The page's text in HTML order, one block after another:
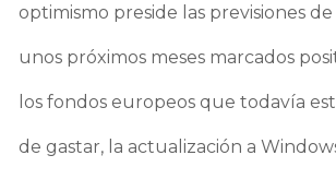
optimismo preside las previsiones
unos próximos meses marcados
los fondos europeos que todavía
de gastar, la actualización a